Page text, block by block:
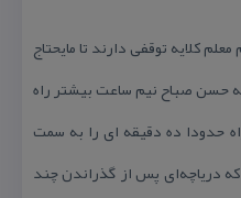
كلایه توقفی دارند تا مایحتاج
حسن صباح نیم ساعت بیشتر راه
حدودا ده دقیقه ای را به سمت
دریاچه‌ای پس از گذراندن چند